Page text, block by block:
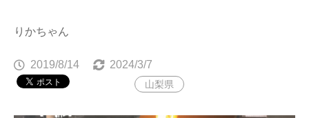
りかちゃん
2019/8/14 2024/3/7
山梨県